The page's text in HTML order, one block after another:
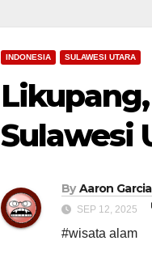
INDONESIA SULAWESI UTARA
Sulawesi
By Aaron Garcia
SEP 12, 2025
#wisata alam